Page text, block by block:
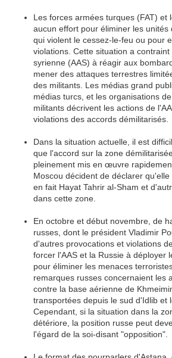
Les forces armées turques (FAT) et
aucun effort pour éliminer les unités
qui violent le cessez-le-feu ou pour
violations. Cette situation a
syrienne (AAS) à réagir aux
mener des attaques terrestres
des militants. Les médias grand
médias turcs, et les organisations
militants décrivent les actions de
violations des accords démilitarisés.
Dans la situation actuelle, il est
que l'accord sur la zone
pleinement mis en œuvre
Moscou décident de déclarer
en fait Hayat Tahrir al-Sham et
dans cette zone.
En octobre et début novembre, de
russes, dont le président Vladimir
d'autres provocations et violations
forcer l'AAS et la Russie à déployer
pour éliminer les menaces
remarques russes concernaient les
contre la base aérienne de
transportées depuis le sud d'Idlib et
Cependant, si la situation dans la
détériore, la position russe peut
l'égard de la soi-disant "opposition".